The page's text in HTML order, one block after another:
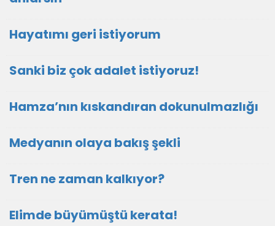
Hayatımı geri istiyorum
Sanki biz çok adalet istiyoruz!
Hamza’nın kıskandıran dokunulmazlığı
Medyanın olaya bakış şekli
Tren ne zaman kalkıyor?
Elimde büyümüştü kerata!